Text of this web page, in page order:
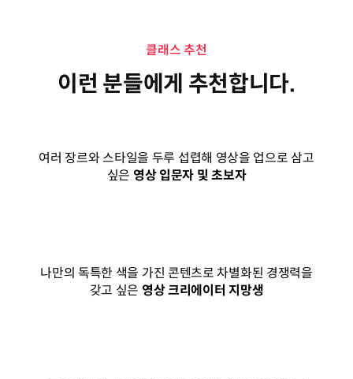
클래스 추천
이런 분들에게 추천합니다.
여러 장르와 스타일을 두루 섭렵해 영상을 업으로 삼고
싶은 영상 입문자 및 초보자
나만의 독특한 색을 가진 콘텐츠로 차별화된 경쟁력을
갖고 싶은 영상 크리에이터 지망생